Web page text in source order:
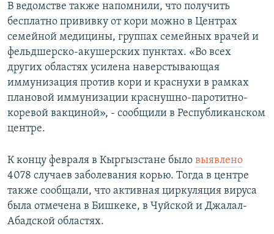
В ведомстве также напомнили, что получить
бесплатно прививку от кори можно в Центрах
семейной медицины, группах семейных врачей и
фельдшерско-акушерских пунктах. «Во всех
других областях усилена наверстывающая
иммунизация против кори и краснухи в рамках
плановой иммунизации краснушно-паротитно-
коревой вакциной», - сообщили в Республиканском
центре.
К концу февраля в Кыргызстане было выявлено
4078 случаев заболевания корью. Тогда в центре
также сообщали, что активная циркуляция вируса
была отмечена в Бишкеке, в Чуйской и Джалал-
Абадской областях.